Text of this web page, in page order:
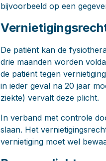
bijvoorbeeld op een
De patiënt kan de
drie maanden worden
de patiënt tegen
in ieder geval na 20 jaar
ziekte) vervalt deze plicht.
In verband met controle
slaan. Het
vernietiging moet wel